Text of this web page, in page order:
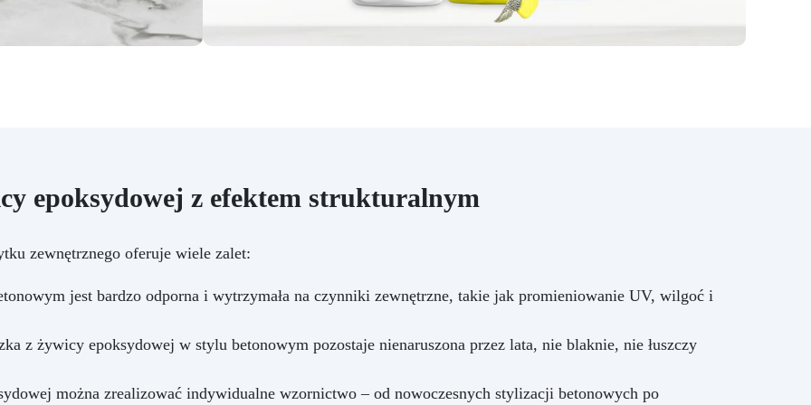
ponadczasowy akcent i klasę.
epoksydowej z efektem strukturalnym
zewnętrznego oferuje wiele zalet:
jest bardzo odporna i wytrzymała na czynniki zewnętrzne, takie jak promieniowanie UV, wilgoć i
z żywicy epoksydowej w stylu betonowym pozostaje nienaruszona przez lata, nie blaknie, nie łuszczy
można zrealizować indywidualne wzornictwo – od nowoczesnych stylizacji betonowych po